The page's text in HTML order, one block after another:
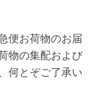
便お荷物のお届
物の集配および
何とぞご了承い